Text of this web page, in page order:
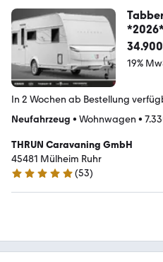
19%
In 2 Wochen ab Bestellung
Neufahrzeug • Wohnwagen •
THRUN Caravaning GmbH
45481 Mülheim Ruhr
5 Sterne
(53)